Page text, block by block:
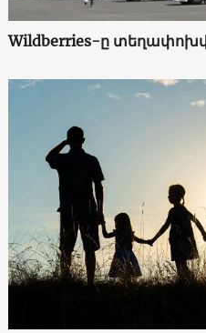
Wildberries-ը